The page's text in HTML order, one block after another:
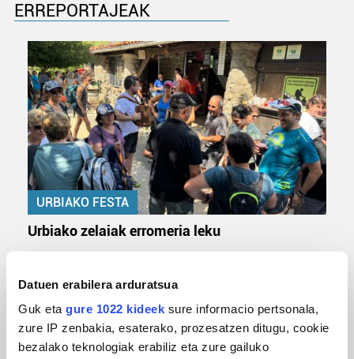
Datuen erabilera arduratsua
Guk eta gure 1022 kideek sure informacio pertsonala,
zure IP zenbakia, esaterako, prozesatzen ditugu, cookie
bezalako teknologiak erabiliz eta zure gailuko
ERREPORTAJEAK
URBIAKO FESTA
Urbiako zelaiak erromeria leku